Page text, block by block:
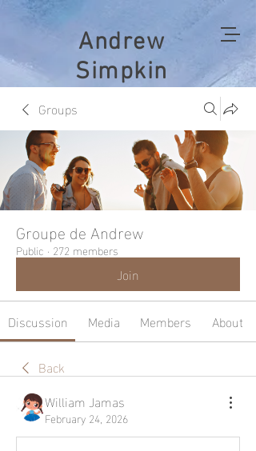
Andrew
Simpkin
Groups
Groupe de Andrew
Public · 272 members
Join
Discussion Media Members
About
Back
William Jamas
February 24, 2026